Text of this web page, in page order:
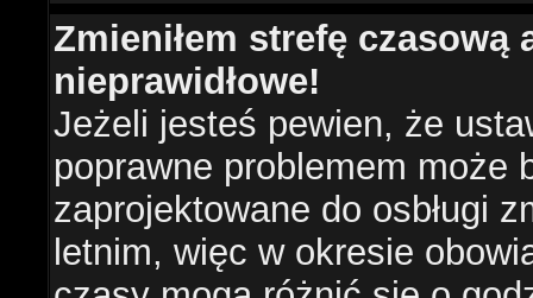
Zmieniłem strefę czasową
nieprawidłowe!
Jeżeli jesteś pewien, że
poprawne problemem może
zaprojektowane do osbługi
letnim, więc w okresie